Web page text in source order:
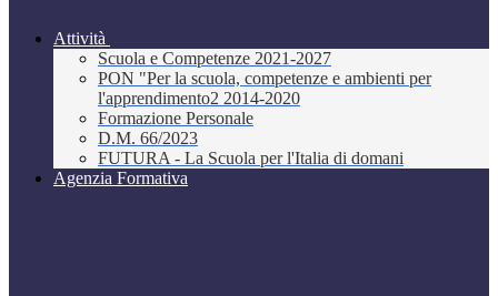
Attività
Scuola e Competenze 2021-2027
PON "Per la scuola, competenze e ambienti per
l'apprendimento2 2014-2020
Formazione Personale
D.M. 66/2023
FUTURA - La Scuola per l'Italia di domani
Agenzia Formativa